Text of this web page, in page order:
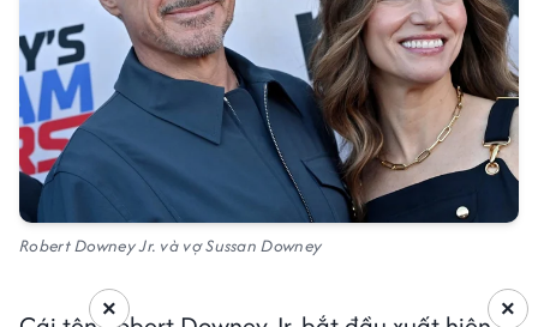
Robert Downey Jr. và vợ Sussan Downey
×
×